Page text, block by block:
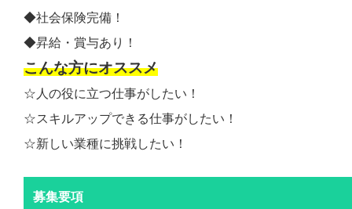
◆社会保険完備！
◆昇給・賞与あり！
こんな方にオススメ
☆人の役に立つ仕事がしたい！
☆スキルアップできる仕事がしたい！
☆新しい業種に挑戦したい！
募集要項